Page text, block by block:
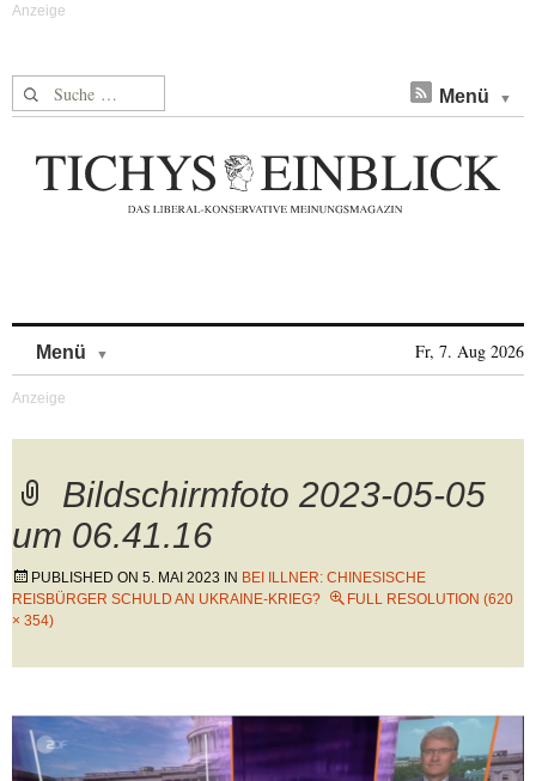
Suche nach: Menü
Menü Fr, 7. Aug 2026
Bildschirmfoto 2023-05-05
um 06.41.16
PUBLISHED ON 5. MAI 2023 IN BEI ILLNER: CHINESISCHE
REISBÜRGER SCHULD AN UKRAINE-KRIEG?
FULL RESOLUTION (620
× 354)